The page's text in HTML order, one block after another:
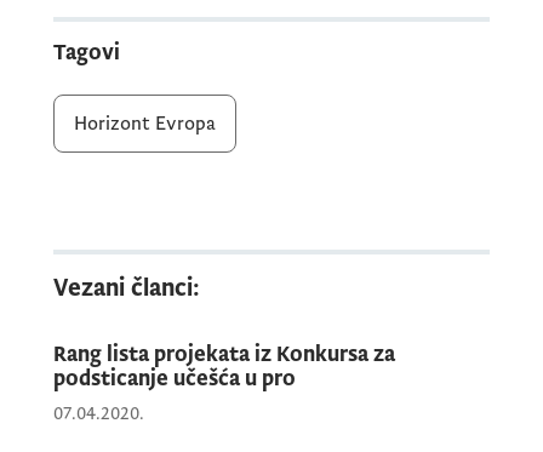
snažnijem pozicioniranju Crne Gore u
Evropskom istraživačkom prostoru.
Crnogorske institucije učestvuju u sljedećim
• „Digital Transformation for Building
Gore
Tagovi
Horizont Evropa
Vezani članci:
Rang lista projekata iz Konkursa za
podsticanje učešća u pro
07.04.2020.